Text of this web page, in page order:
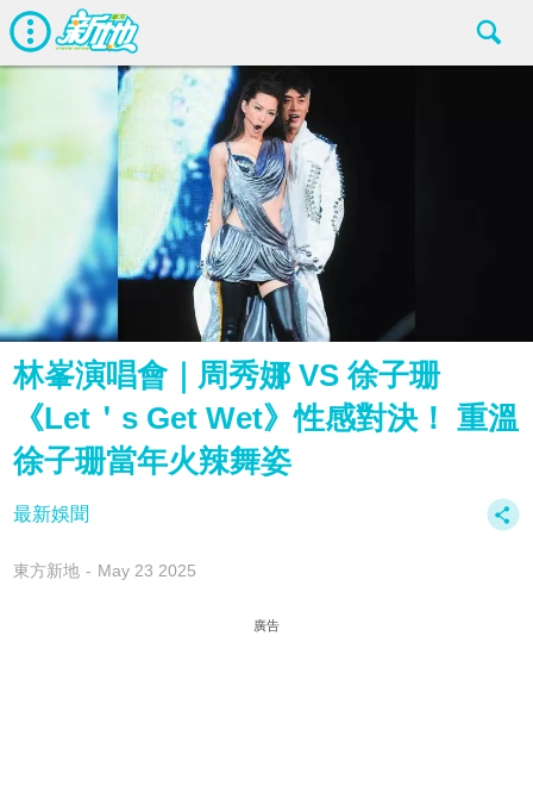
林峯演唱會｜周秀娜 VS 徐子珊
《Let＇s Get Wet》性感對決！ 重溫
徐子珊當年火辣舞姿
最新娛聞
東方新地 May 23 2025
廣告